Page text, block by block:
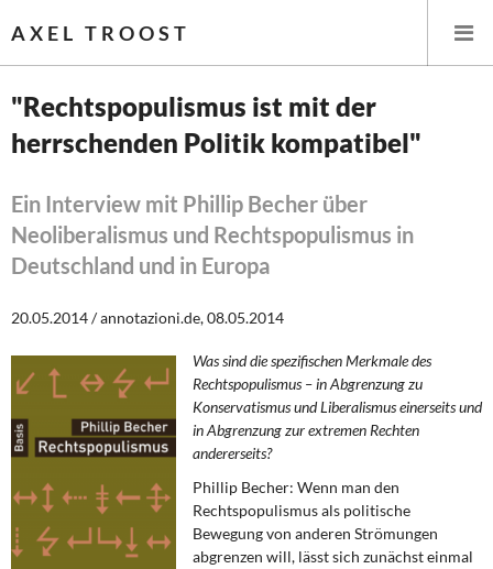
AXEL TROOST
Startseite
Themen
Leitlinien linker Wirtschafts- und Finanzpolitik
Steuer- und Finanzpolitik
Öffentliche Infrastruktur und Daseinsvorsorge
Eurokrise und Griechenland
DIE LINKE
Weitere Themen
"Rechtspopulismus ist mit der
herrschenden Politik kompatibel"
Ein Interview mit Phillip Becher über
Neoliberalismus und Rechtspopulismus in
Deutschland und in Europa
20.05.2014 / annotazioni.de, 08.05.2014
Was sind die spezifischen Merkmale des
Rechtspopulismus – in Abgrenzung zu
Konservatismus und Liberalismus einerseits und
in Abgrenzung zur extremen Rechten
andererseits?
Phillip Becher: Wenn man den
Rechtspopulismus als politische
Bewegung von anderen Strömungen
abgrenzen will, lässt sich zunächst einmal